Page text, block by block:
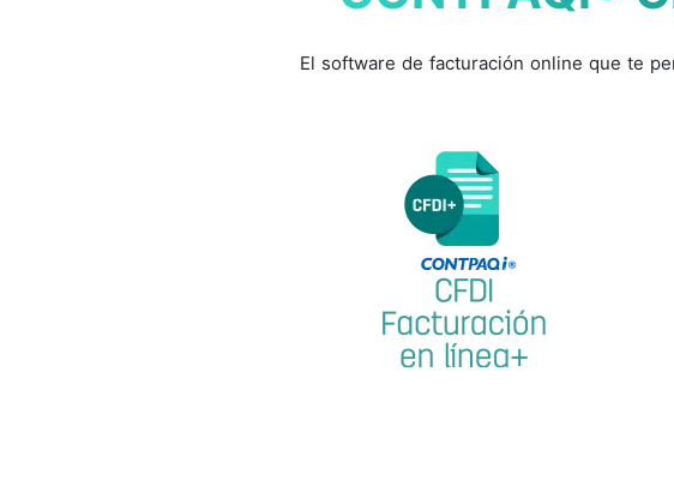
El software de facturación online que te